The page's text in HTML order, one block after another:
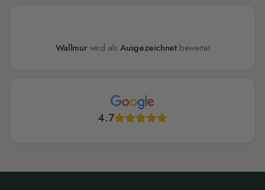
Wallmur wird alsAusgezeichnetbewertet
4.7